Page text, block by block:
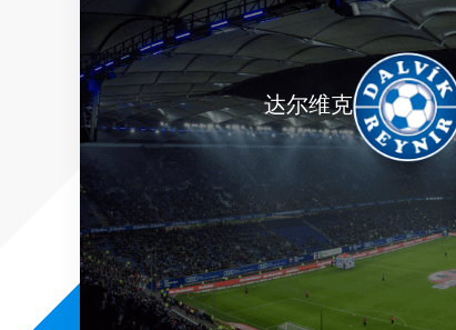
达尔维克